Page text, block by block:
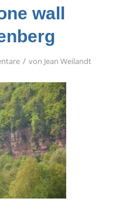
wall
/ von Jean Weilandt